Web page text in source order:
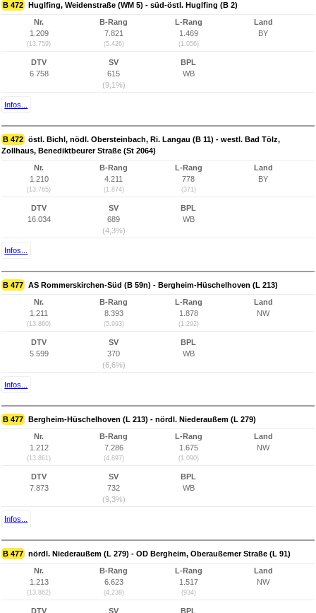
B 472 Huglfing, Weidenstraße (WM 5) - süd-östl. Huglfing (B 2)
Nr.
1.209
(13.759)
B-Rang
7.821
(5.426)
L-Rang
1.469
(1.056)
Land
BY
DTV
6.758
SV
615
(9,1%)
BPL
WB
Infos...
B 472 östl. Bichl, nödl. Obersteinbach, Ri. Langau (B 11) - westl. Bad Tölz,
Zollhaus, Benediktbeurer Straße (St 2064)
Nr.
1.210
(13.765)
B-Rang
4.211
(1.874)
L-Rang
778
(371)
Land
BY
DTV
16.034
SV
689
(4,3%)
BPL
WB
Infos...
B 477 AS Rommerskirchen-Süd (B 59n) - Bergheim-Hüschelhoven (L 213)
Nr.
1.211
(13.860)
B-Rang
8.393
(5.993)
L-Rang
1.878
(1.292)
Land
NW
DTV
5.599
SV
370
(6,6%)
BPL
WB
Infos...
B 477 Bergheim-Hüschelhoven (L 213) - nördl. Niederaußem (L 279)
Nr.
1.212
(13.861)
B-Rang
7.286
(4.897)
L-Rang
1.675
(1.090)
Land
NW
DTV
7.873
SV
732
(9,3%)
BPL
WB
Infos...
B 477 nördl. Niederaußem (L 279) - OD Bergheim, Oberaußemer Straße (L 91)
Nr.
1.213
(13.862)
B-Rang
6.623
(4.238)
L-Rang
1.517
(934)
Land
NW
DTV SV BPL